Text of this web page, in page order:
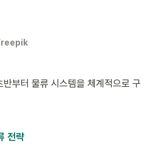
부터 물류 시스템을 체계적으로 구
전략